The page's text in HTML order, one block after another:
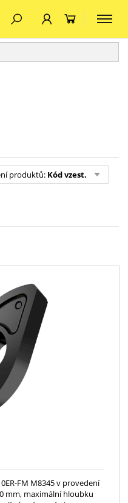
produktů: Kód vzest.
FM M8345 v provedení
mm, maximální hloubku